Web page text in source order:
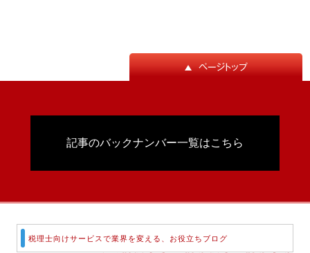
記事のバックナンバー一覧はこちら
税理士向けサービスで業界を変える、お役立ちブログ